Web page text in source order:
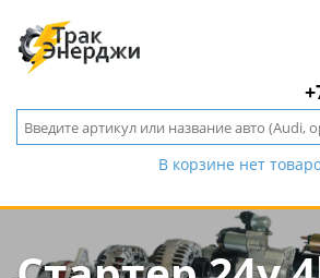
В корзине нет